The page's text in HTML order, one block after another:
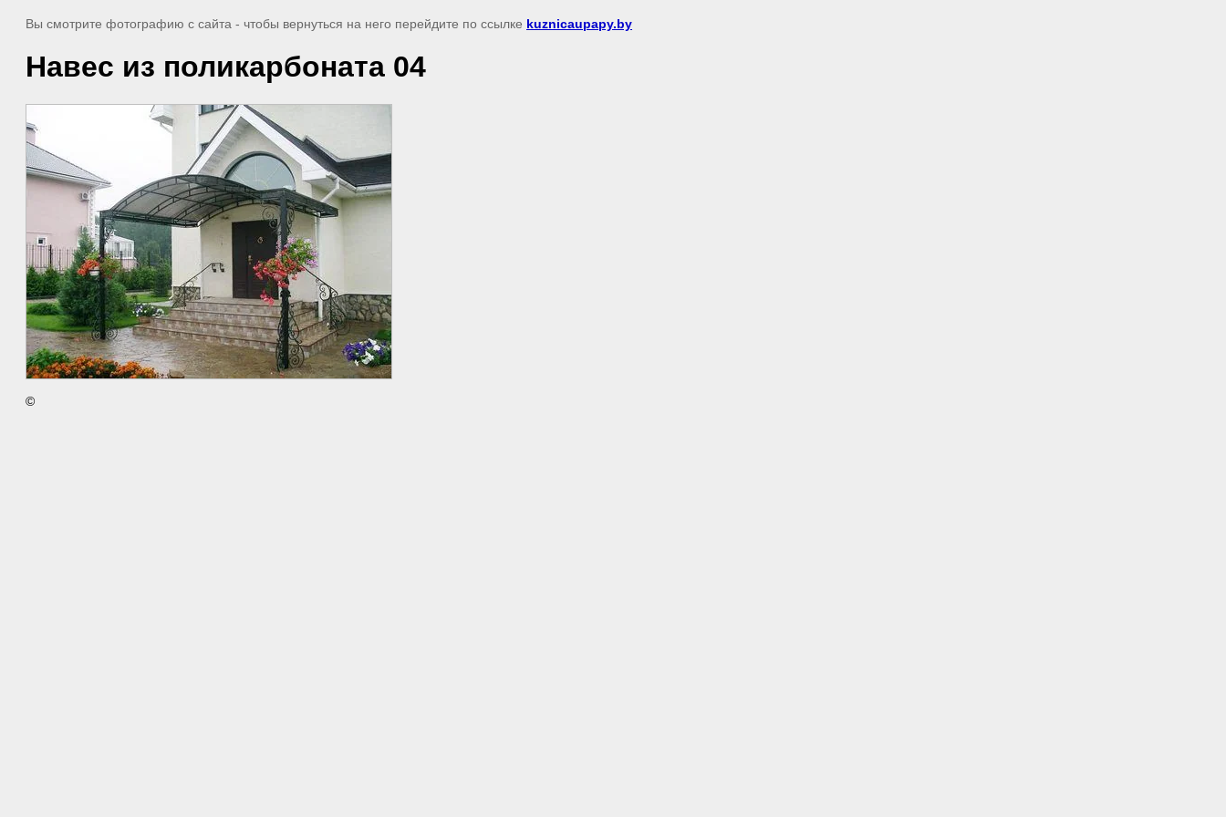
Вы смотрите фотографию с сайта - чтобы вернуться на него перейдите по ссылке kuznicaupapy.by
Навес из поликарбоната 04
©